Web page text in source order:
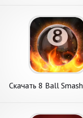
Скачать 8 Ball
Андроид